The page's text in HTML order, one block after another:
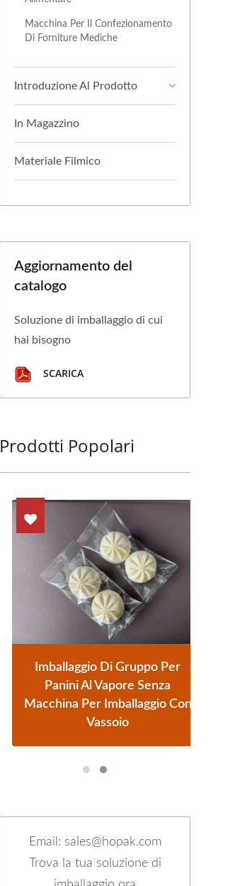
Macchina Per Il Confezionamento
Di Forniture Mediche
Introduzione Al Prodotto
In Magazzino
Materiale Filmico
Aggiornamento del
catalogo
Soluzione di imballaggio di cui
hai bisogno
SCARICA
Prodotti Popolari
Imballaggio Di Gruppo Per
Panini Al Vapore Senza
Macchina Per Imballaggio Con
Vassoio
Email: sales@hopak.com
Trova la tua soluzione di